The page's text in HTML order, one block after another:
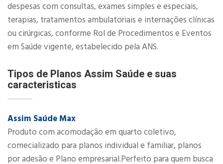
despesas com consultas, exames simples e especiais,
terapias, tratamentos ambulatoriais e internações clínicas
ou cirúrgicas, conforme Rol de Procedimentos e Eventos
em Saúde vigente, estabelecido pela ANS.​
Tipos de Planos Assim Saúde e suas
caracteristicas
Assim Saúde Max
Produto com acomodação em quarto coletivo,
comecializado para planos individual e familiar, planos
por adesão e Plano empresarial.Perfeito para quem busca